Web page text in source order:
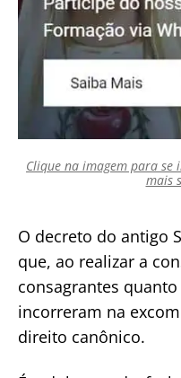
Clique na imagem para se
mais
O decreto do antigo
que, ao realizar a
consagrantes
incorreram na
direito canônico.